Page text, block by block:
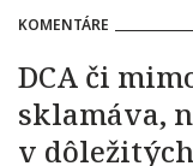
KOMENTÁRE
DCA či
sklamáva,
v